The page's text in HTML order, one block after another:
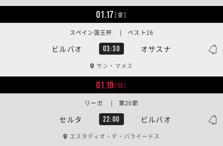
01.17[金]
ビルバオ 03:30 オサスナ
スペイン国王杯 | ベスト16
サン・マメス
01.19[日]
セルタ 22:00 ビルバオ
リーガ | 第20節
エスタディオ・デ・バライードス